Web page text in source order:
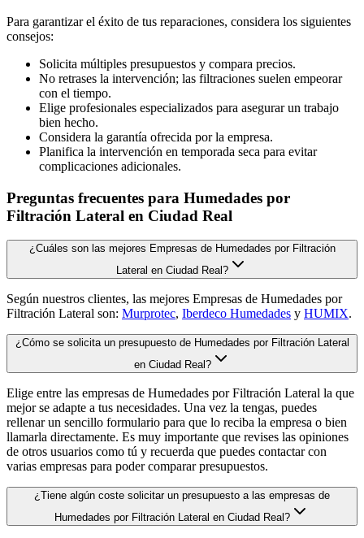
Para garantizar el éxito de tus reparaciones, considera los siguientes
consejos:
Solicita múltiples presupuestos y compara precios.
No retrases la intervención; las filtraciones suelen empeorar
con el tiempo.
Elige profesionales especializados para asegurar un trabajo
bien hecho.
Considera la garantía ofrecida por la empresa.
Planifica la intervención en temporada seca para evitar
complicaciones adicionales.
Preguntas frecuentes para Humedades por
Filtración Lateral en Ciudad Real
¿Cuáles son las mejores Empresas de Humedades por Filtración
Lateral en Ciudad Real?
Según nuestros clientes, las mejores Empresas de Humedades por
Filtración Lateral son: Murprotec, Iberdeco Humedades y HUMIX.
¿Cómo se solicita un presupuesto de Humedades por Filtración Lateral
en Ciudad Real?
Elige entre las empresas de Humedades por Filtración Lateral la que
mejor se adapte a tus necesidades. Una vez la tengas, puedes
rellenar un sencillo formulario para que lo reciba la empresa o bien
llamarla directamente. Es muy importante que revises las opiniones
de otros usuarios como tú y recuerda que puedes contactar con
varias empresas para poder comparar presupuestos.
¿Tiene algún coste solicitar un presupuesto a las empresas de
Humedades por Filtración Lateral en Ciudad Real?